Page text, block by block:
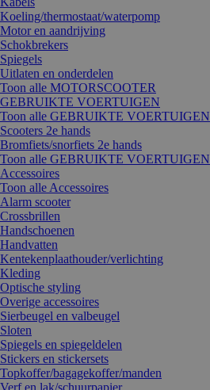
Koeling/thermostaat/waterpomp
Motor en aandrijving
Schokbrekers
Spiegels
Uitlaten en onderdelen
Toon alle MOTORSCOOTER
GEBRUIKTE VOERTUIGEN
Toon alle GEBRUIKTE VOERTUIGEN
Scooters 2e hands
Bromfiets/snorfiets 2e hands
Toon alle GEBRUIKTE VOERTUIGEN
Accessoires
Toon alle Accessoires
Alarm scooter
Crossbrillen
Handschoenen
Handvatten
Kentekenplaathouder/verlichting
Kleding
Optische styling
Overige accessoires
Sierbeugel en valbeugel
Sloten
Spiegels en spiegeldelen
Stickers en stickersets
Topkoffer/bagagekoffer/manden
Verf en lak/schuurpapier